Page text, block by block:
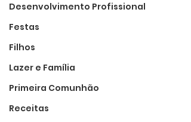
Desenvolvimento Profissional
Festas
Filhos
Lazer e Família
Primeira Comunhão
Receitas